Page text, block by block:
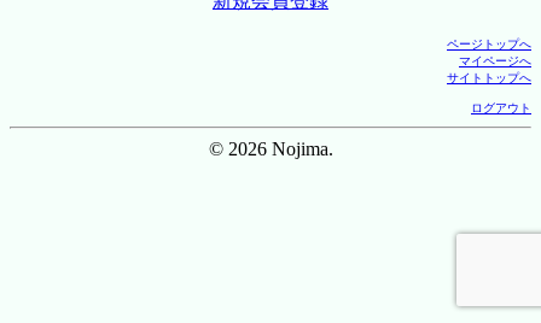
ページトップへ
マイページへ
サイトトップへ
ログアウト
© 2026 Nojima.